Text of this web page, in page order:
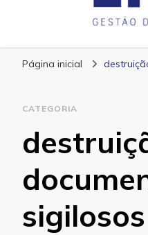
Página inicial
CATEGORIA
sigilosos